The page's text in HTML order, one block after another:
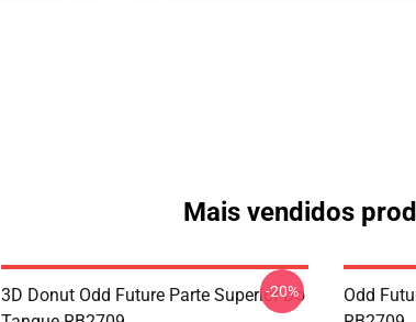
Mais vendidos
3D Donut Odd Future Parte Superior Do
-20%
Odd